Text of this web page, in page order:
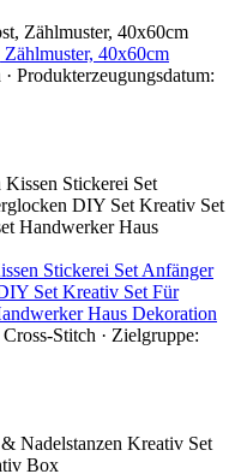
40x60cm
Produkterzeugungsdatum:
Stickerei Set Anfänger
Set Kreativ Set Für
Haus Dekoration
Stitch · Zielgruppe: